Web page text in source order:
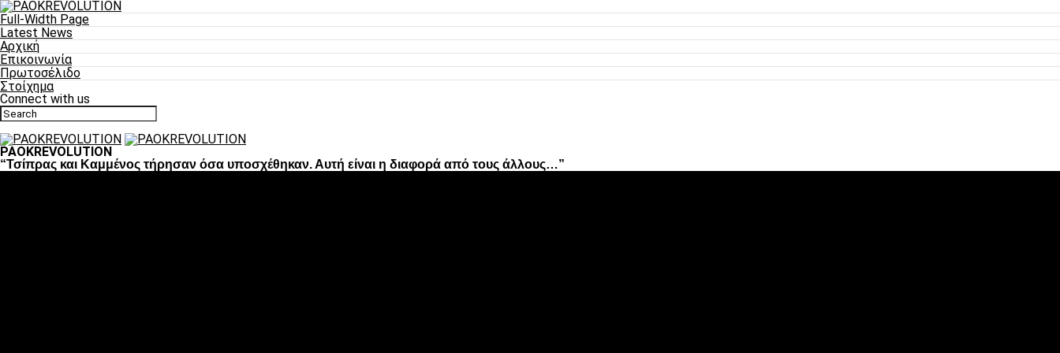
Full-Width Page
Latest News
Αρχική
Επικοινωνία
Πρωτοσέλιδο
Στοίχημα
Connect with us
PAOKREVOLUTION
“Τσίπρας και Καμμένος τήρησαν όσα υποσχέθηκαν. Αυτή είναι η διαφορά από τους άλλους…”